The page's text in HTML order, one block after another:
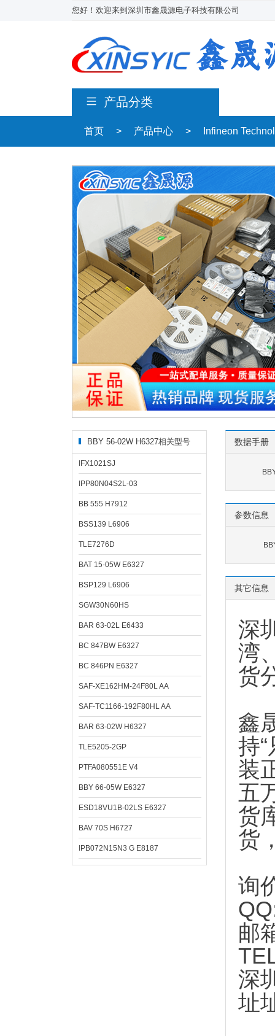
您好！欢迎来到深圳市鑫晟源电子科技有限公司
产品分类
首页 > 产品中心 > Infineon
BBY 56-02W H6327相关型号
IFX1021SJ
IPP80N04S2L-03
BB 555 H7912
BSS139 L6906
TLE7276D
BAT 15-05W E6327
BSP129 L6906
SGW30N60HS
BAR 63-02L E6433
BC 847BW E6327
BC 846PN E6327
SAF-XE162HM-24F80L AA
SAF-TC1166-192F80HL AA
BAR 63-02W H6327
TLE5205-2GP
PTFA080551E V4
BBY 66-05W E6327
ESD18VU1B-02LS E6327
BAV 70S H6727
IPB072N15N3 G E8187
数据手册
参数信息
其它信息
深
湾
货
鑫
持
装
五
货
货
询
邮
深
址